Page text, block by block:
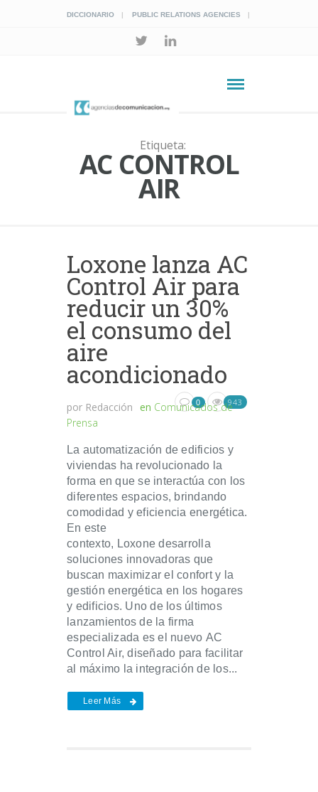
DICCIONARIO PUBLIC RELATIONS AGENCIES
Etiqueta:
AC CONTROL
AIR
Loxone lanza AC
Control Air para
reducir un 30%
el consumo del
aire
acondicionado
por Redacción en Comunicados de
Prensa
0 943
La automatización de edificios y
viviendas ha revolucionado la
forma en que se interactúa con los
diferentes espacios, brindando
comodidad y eficiencia energética.
En este
contexto, Loxone desarrolla
soluciones innovadoras que
buscan maximizar el confort y la
gestión energética en los hogares
y edificios. Uno de los últimos
lanzamientos de la firma
especializada es el nuevo AC
Control Air, diseñado para facilitar
al máximo la integración de los...
Leer Más